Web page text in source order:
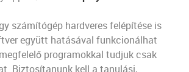
számítógép hardveres felépítése is
együtt hatásával funkcionálhat
programokkal tudjuk csak
Biztosítanunk kell a tanulási,